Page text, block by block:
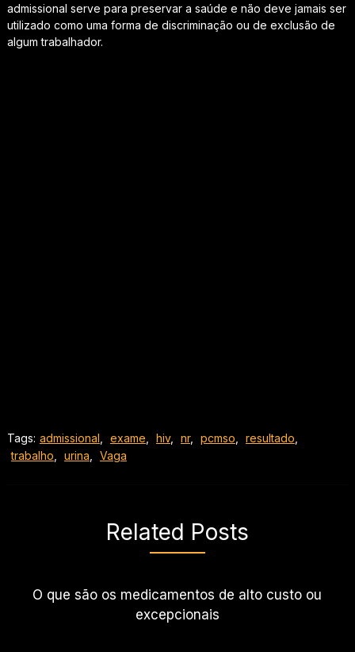
admissional serve para preservar a saúde e não deve jamais ser
utilizado como uma forma de discriminação ou de exclusão de
algum trabalhador.
Tags: admissional exame hiv, nr, pcmso resultado
trabalho
urina Vaga
Related Posts
O que são os medicamentos de alto custo ou
excepcionais